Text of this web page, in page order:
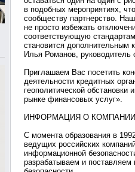
в подобных мероприятиях,
сообществу партнерство.
не просто избежать
соответствующую
становится дополнительным
Илья Романов, руководитель
Приглашаем Вас посетить
деятельности кредитных
геополитической
рынке финансовых услуг».
ИНФОРМАЦИЯ О КОМПАНИИ
С момента образования в
ведущих российских
информационной
разрабатываем и